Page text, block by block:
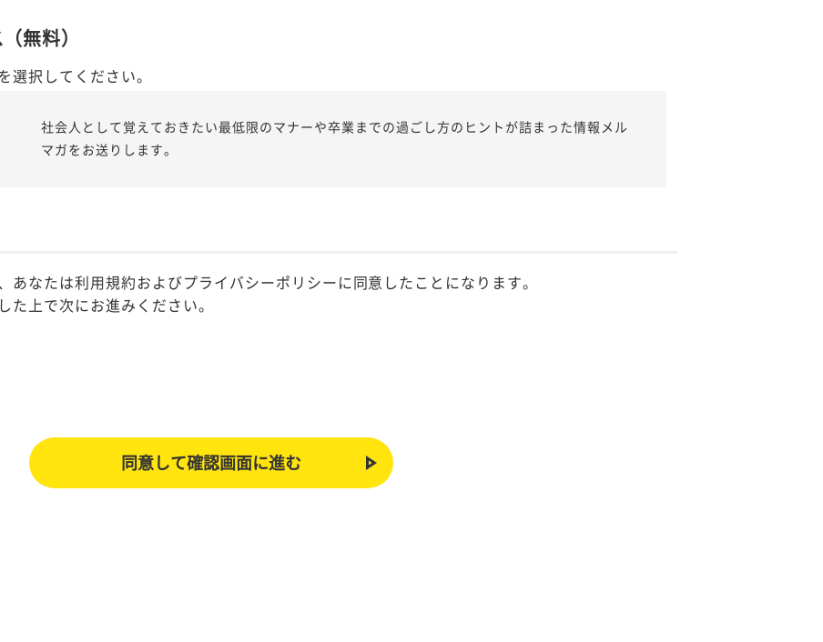
無料）
選択してください。
社会人として覚えておきたい最低限のマナーや卒業までの過ごし方のヒントが詰まった情報メル
マガをお送りします。
あなたは利用規約およびプライバシーポリシーに同意したことになります。
た上で次にお進みください。